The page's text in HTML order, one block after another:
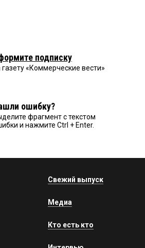
подписку
газету «Коммерческие вести»
ошибку?
фрагмент с текстом
и нажмите Ctrl + Enter.
Свежий выпуск
Медиа
Кто есть кто